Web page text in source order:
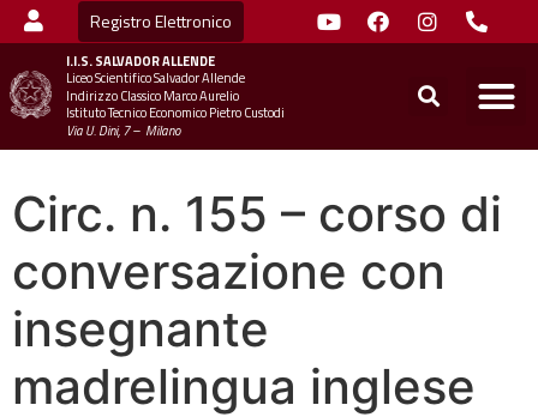
Registro Elettronico
I.I.S.SALVADOR ALLENDE
Liceo Scientifico Salvador Allende
Indirizzo Classico Marco Aurelio
Istituto Tecnico Economico Pietro Custodi
Via U. Dini, 7 – Milano
Circ. n. 155 – corso di
conversazione con
insegnante
madrelingua inglese